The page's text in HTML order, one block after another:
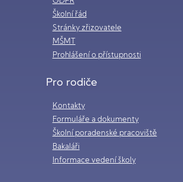
Školní řád
Stránky zřizovatele
MŠMT
Prohlášení o přístupnosti
Pro rodiče
Kontakty
Formuláře a dokumenty
Školní poradenské pracoviště
Bakaláři
Informace vedení školy